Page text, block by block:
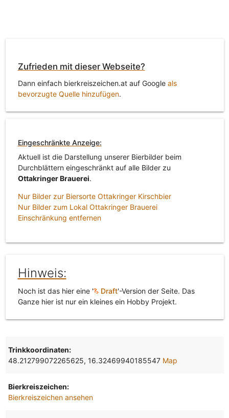
Zufrieden mit dieser Webseite?
Dann einfach bierkreiszeichen.at auf Google als
bevorzugte Quelle hinzufügen.
Eingeschränkte Anzeige:
Aktuell ist die Darstellung unserer Bierbilder beim
Durchblättern eingeschränkt auf alle Bilder zu
Ottakringer Brauerei.
Nur Bilder zur Biersorte Ottakringer Kirschbier
Nur Bilder zum Lokal Ottakringer Brauerei
Einschränkung entfernen
Hinweis:
Noch ist das hier eine ' Draft'-Version der Seite. Das
Ganze hier ist nur ein kleines ein Hobby Projekt.
Trinkkoordinaten:
48.212799072265625, 16.32469940185547 Map
Bierkreiszeichen:
Bierkreiszeichen ansehen